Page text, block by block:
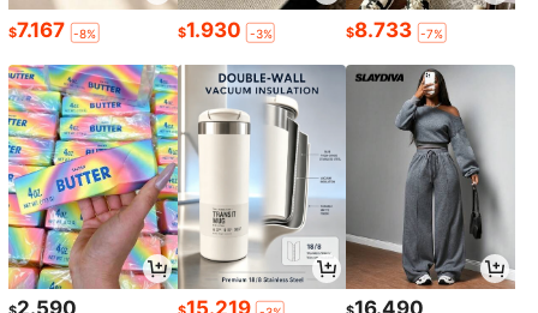
$7.167 -8% $1.930 -3% $8.733 -7%
2.590 15.219 16.490